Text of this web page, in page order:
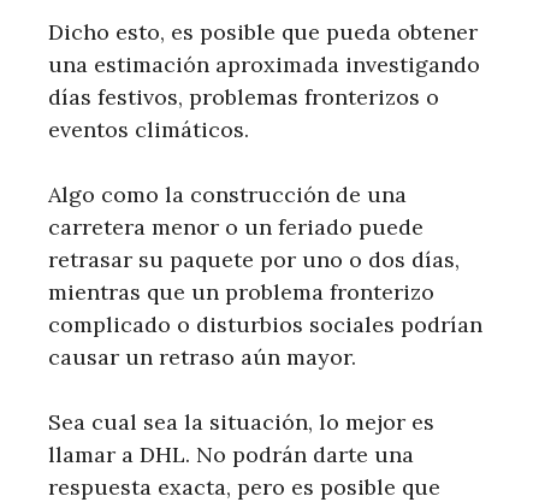
Dicho esto, es posible que pueda obtener
una estimación aproximada investigando
días festivos, problemas fronterizos o
eventos climáticos.
Algo como la construcción de una
carretera menor o un feriado puede
retrasar su paquete por uno o dos días,
mientras que un problema fronterizo
complicado o disturbios sociales podrían
causar un retraso aún mayor.
Sea cual sea la situación, lo mejor es
llamar a DHL. No podrán darte una
respuesta exacta, pero es posible que